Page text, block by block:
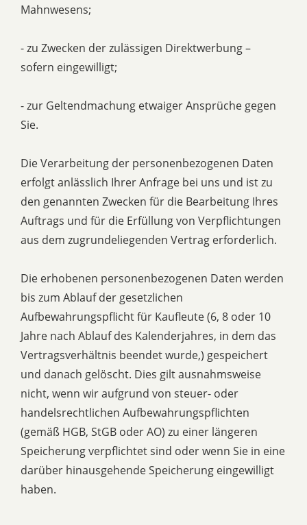
Mahnwesens;
- zu Zwecken der zulässigen Direktwerbung –
sofern eingewilligt;
- zur Geltendmachung etwaiger Ansprüche gegen
Sie.
Die Verarbeitung der personenbezogenen Daten
erfolgt anlässlich Ihrer Anfrage bei uns und ist zu
den genannten Zwecken für die Bearbeitung Ihres
Auftrags und für die Erfüllung von Verpflichtungen
aus dem zugrundeliegenden Vertrag erforderlich.
Die erhobenen personenbezogenen Daten werden
bis zum Ablauf der gesetzlichen
Aufbewahrungspflicht für Kaufleute (6, 8 oder 10
Jahre nach Ablauf des Kalenderjahres, in dem das
Vertragsverhältnis beendet wurde,) gespeichert
und danach gelöscht. Dies gilt ausnahmsweise
nicht, wenn wir aufgrund von steuer- oder
handelsrechtlichen Aufbewahrungspflichten
(gemäß HGB, StGB oder AO) zu einer längeren
Speicherung verpflichtet sind oder wenn Sie in eine
darüber hinausgehende Speicherung eingewilligt
haben.